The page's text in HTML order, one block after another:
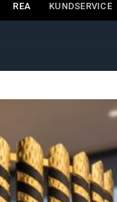
REA KUNDSERVICE